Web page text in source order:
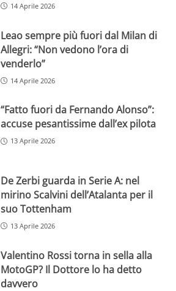
14 Aprile 2026
Leao sempre più fuori dal Milan di
Allegri: “Non vedono l’ora di
venderlo”
14 Aprile 2026
“Fatto fuori da Fernando Alonso”:
accuse pesantissime dall’ex pilota
13 Aprile 2026
De Zerbi guarda in Serie A: nel
mirino Scalvini dell’Atalanta per il
suo Tottenham
13 Aprile 2026
Valentino Rossi torna in sella alla
MotoGP? Il Dottore lo ha detto
davvero